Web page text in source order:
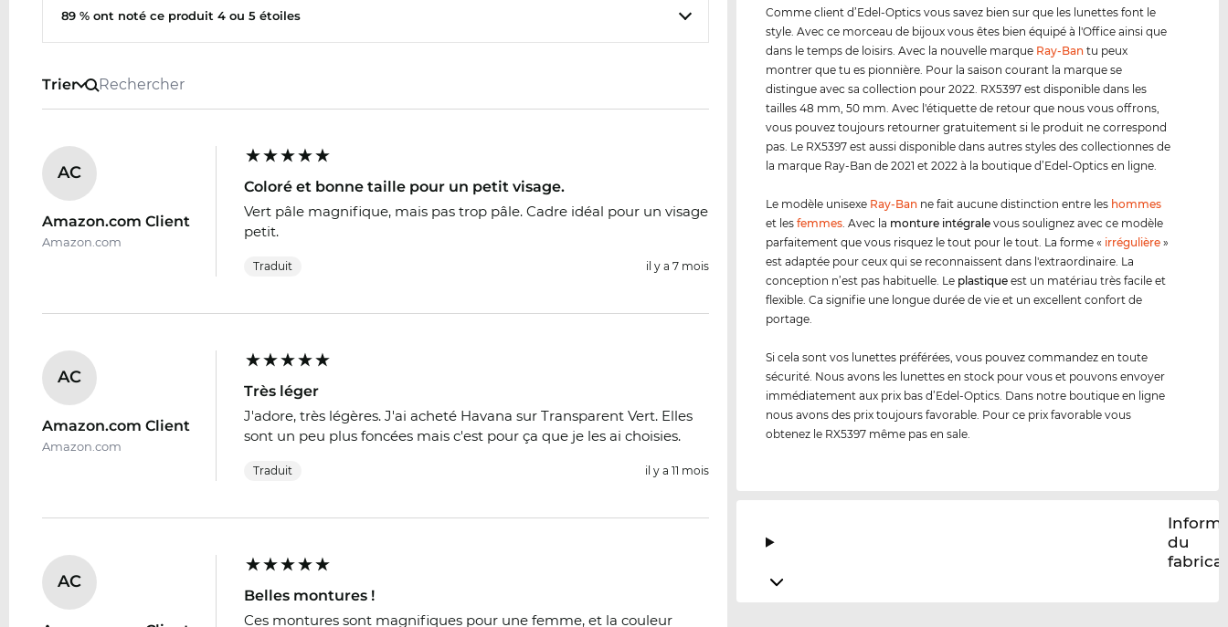
89 % ont noté ce produit 4 ou 5 étoiles
Trier
AC
Amazon.com Client
Amazon.com
Coloré et bonne taille pour un petit visage.
Vert pâle magnifique, mais pas trop pâle. Cadre idéal pour un visage
petit.
Traduit il y a 7 mois
AC
Amazon.com Client
Amazon.com
Très léger
J'adore, très légères. J'ai acheté Havana sur Transparent Vert. Elles
sont un peu plus foncées mais c'est pour ça que je les ai choisies.
Traduit il y a 11 mois
AC
Belles montures !
Ces montures sont magnifiques pour une femme, et la couleur
Comme client d’Edel-Optics vous savez bien sur que les lunettes font le
style. Avec ce morceau de bijoux vous êtes bien équipé à l'Office ainsi que
dans le temps de loisirs. Avec la nouvelle marque Ray-Ban tu peux
montrer que tu es pionnière. Pour la saison courant la marque se
distingue avec sa collection pour 2022. RX5397 est disponible dans les
tailles 48 mm, 50 mm. Avec l'étiquette de retour que nous vous offrons,
vous pouvez toujours retourner gratuitement si le produit ne correspond
pas. Le RX5397 est aussi disponible dans autres styles des collectionnes de
la marque Ray-Ban de 2021 et 2022 à la boutique d’Edel-Optics en ligne.
Le modèle unisexe Ray-Ban ne fait aucune distinction entre les hommes
et lesfemmes . Avec la monture intégrale vous soulignez avec ce modèle
parfaitement que vous risquez le tout pour le tout. La forme « irrégulière »
est adaptée pour ceux qui se reconnaissent dans l'extraordinaire. La
conception n’est pas habituelle. Le plastique est un matériau très facile et
flexible. Ca signifie une longue durée de vie et un excellent confort de
portage.
Si cela sont vos lunettes préférées, vous pouvez commandez en toute
sécurité. Nous avons les lunettes en stock pour vous et pouvons envoyer
immédiatement aux prix bas d’Edel-Optics. Dans notre boutique en ligne
nous avons des prix toujours favorable. Pour ce prix favorable vous
obtenez le RX5397 même pas en sale.
du